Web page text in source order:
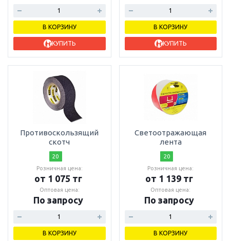
В КОРЗИНУ
КУПИТЬ
В КОРЗИНУ
КУПИТЬ
Противоскользящий
скотч
20
Розничная цена:
от 1 075 тг
Оптовая цена:
По запросу
В КОРЗИНУ
Светоотражающая
лента
20
Розничная цена:
от 1 139 тг
Оптовая цена:
По запросу
В КОРЗИНУ